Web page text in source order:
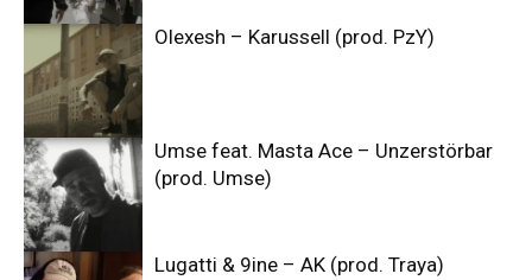
Olexesh – Karussell (prod. PzY)
Umse feat. Masta Ace – Unzerstörbar
(prod. Umse)
Lugatti & 9ine – AK (prod. Traya)